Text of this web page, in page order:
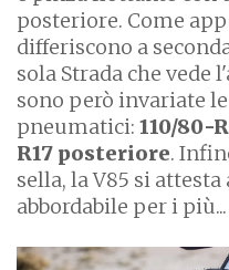
posteriore. Come
differiscono a
sola Strada che vede
sono però invariate
pneumatici: 110/80-
R17 posteriore.
sella, la V85 si
abbordabile per i più...